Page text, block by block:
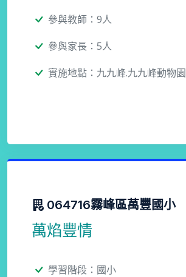
參與教師：9人
參與家長：5人
實施地點：九九峰.九九峰動物園
064716霧峰區萬豐國小
萬焰豐情
學習階段：國小